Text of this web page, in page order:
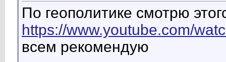
По геополитике смотрю
https://www.youtube.com/
всем рекомендую